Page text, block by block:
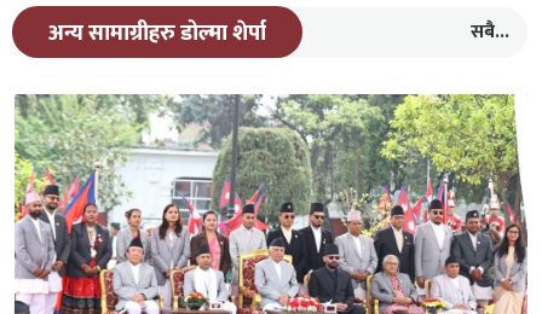
अन्य सामाग्रीहरु डोल्मा शेर्पा सबै...